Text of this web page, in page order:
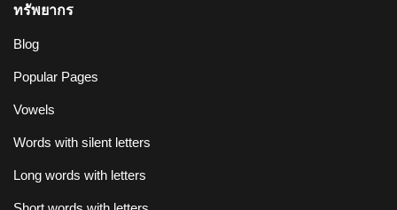
ทรัพยากร
Blog
Popular Pages
Vowels
Words with silent letters
Long words with letters